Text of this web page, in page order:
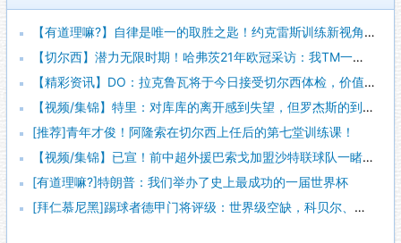
【有道理嘛?】自律是唯一的取胜之匙！约克雷斯训练新视角！
【切尔西】潜力无限时期！哈弗茨21年欧冠采访：我TM一点不在意八千万身价！
【精彩资讯】DO：拉克鲁瓦将于今日接受切尔西体检，价值约5200万镑交易将敲定
【视频/集锦】特里：对库库的离开感到失望，但罗杰斯的到来又让我期待
[推荐]青年才俊！阿隆索在切尔西上任后的第七堂训练课！
【视频/集锦】已宣！前中超外援巴索戈加盟沙特联球队一睹前中超外援之风采
[有道理嘛?]特朗普：我们举办了史上最成功的一届世界杯
[拜仁慕尼黑]踢球者德甲门将评级：世界级空缺，科贝尔、乌尔比希洲际级